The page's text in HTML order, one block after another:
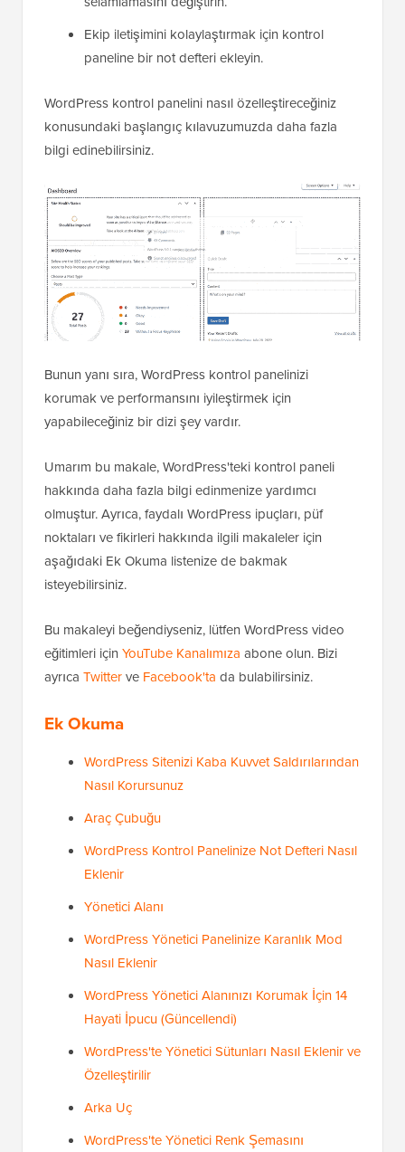
Ekip iletişimini kolaylaştırmak için kontrol
paneline bir not defteri ekleyin.
WordPress kontrol panelini nasıl özelleştireceğiniz
konusundaki başlangıç kılavuzumuzda daha fazla
bilgi edinebilirsiniz.
Bunun yanı sıra, WordPress kontrol panelinizi
korumak ve performansını iyileştirmek için
yapabileceğiniz bir dizi şey vardır.
Umarım bu makale, WordPress'teki kontrol paneli
hakkında daha fazla bilgi edinmenize yardımcı
olmuştur. Ayrıca, faydalı WordPress ipuçları, püf
noktaları ve fikirleri hakkında ilgili makaleler için
aşağıdaki Ek Okuma listenize de bakmak
isteyebilirsiniz.
Bu makaleyi beğendiyseniz, lütfen WordPress video
eğitimleri için YouTube Kanalımıza abone olun. Bizi
ayrıca Twitterve Facebook'ta da bulabilirsiniz.
Ek Okuma
WordPress Sitenizi Kaba Kuvvet Saldırılarından
Nasıl Korursunuz
Araç Çubuğu
WordPress Kontrol Panelinize Not Defteri Nasıl
Eklenir
Yönetici Alanı
WordPress Yönetici Panelinize Karanlık Mod
Nasıl Eklenir
WordPress Yönetici Alanınızı Korumak İçin 14
Hayati İpucu (Güncellendi)
WordPress'te Yönetici Sütunları Nasıl Eklenir ve
Özelleştirilir
Arka Uç
WordPress'te Yönetici Renk Şemasını